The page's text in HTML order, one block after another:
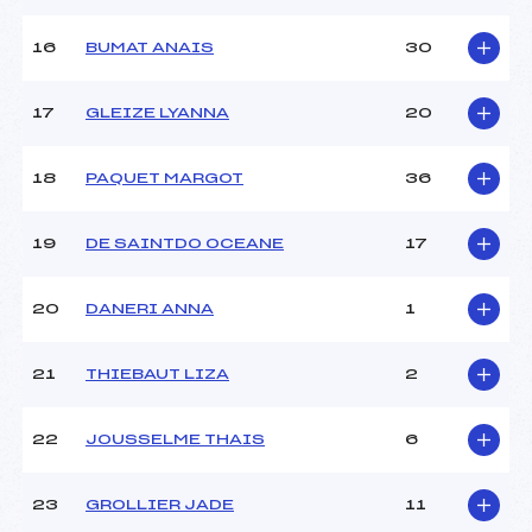
Pénalité appliquée :
77.2200
16 BUMAT ANAIS 30
17 GLEIZE LYANNA 20
18 PAQUET MARGOT 36
19 DE SAINTDO OCEANE 17
20 DANERI ANNA 1
21 THIEBAUT LIZA 2
22 JOUSSELME THAIS 6
23 GROLLIER JADE 11